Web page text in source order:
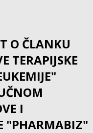
O ČLANKU
TERAPIJSKE
I
"PHARMABIZ"